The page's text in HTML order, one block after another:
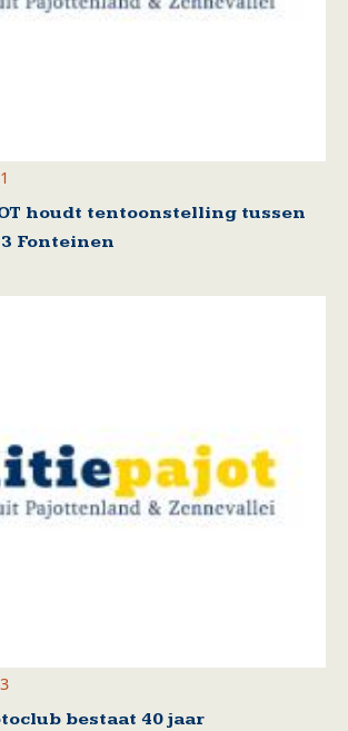
houdt tentoonstelling tussen
Fonteinen
bestaat 40 jaar